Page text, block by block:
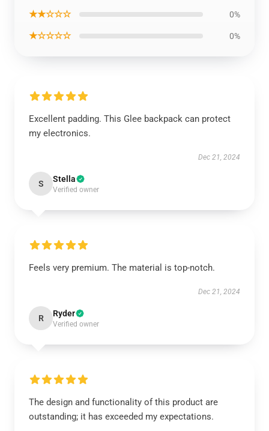
★★☆☆☆ 0%
★☆☆☆☆ 0%
Excellent padding. This Glee backpack can protect
my electronics.
Dec 21, 2024
S Stella
Verified owner
Feels very premium. The material is top-notch.
Dec 21, 2024
R Ryder
Verified owner
The design and functionality of this product are
outstanding; it has exceeded my expectations.